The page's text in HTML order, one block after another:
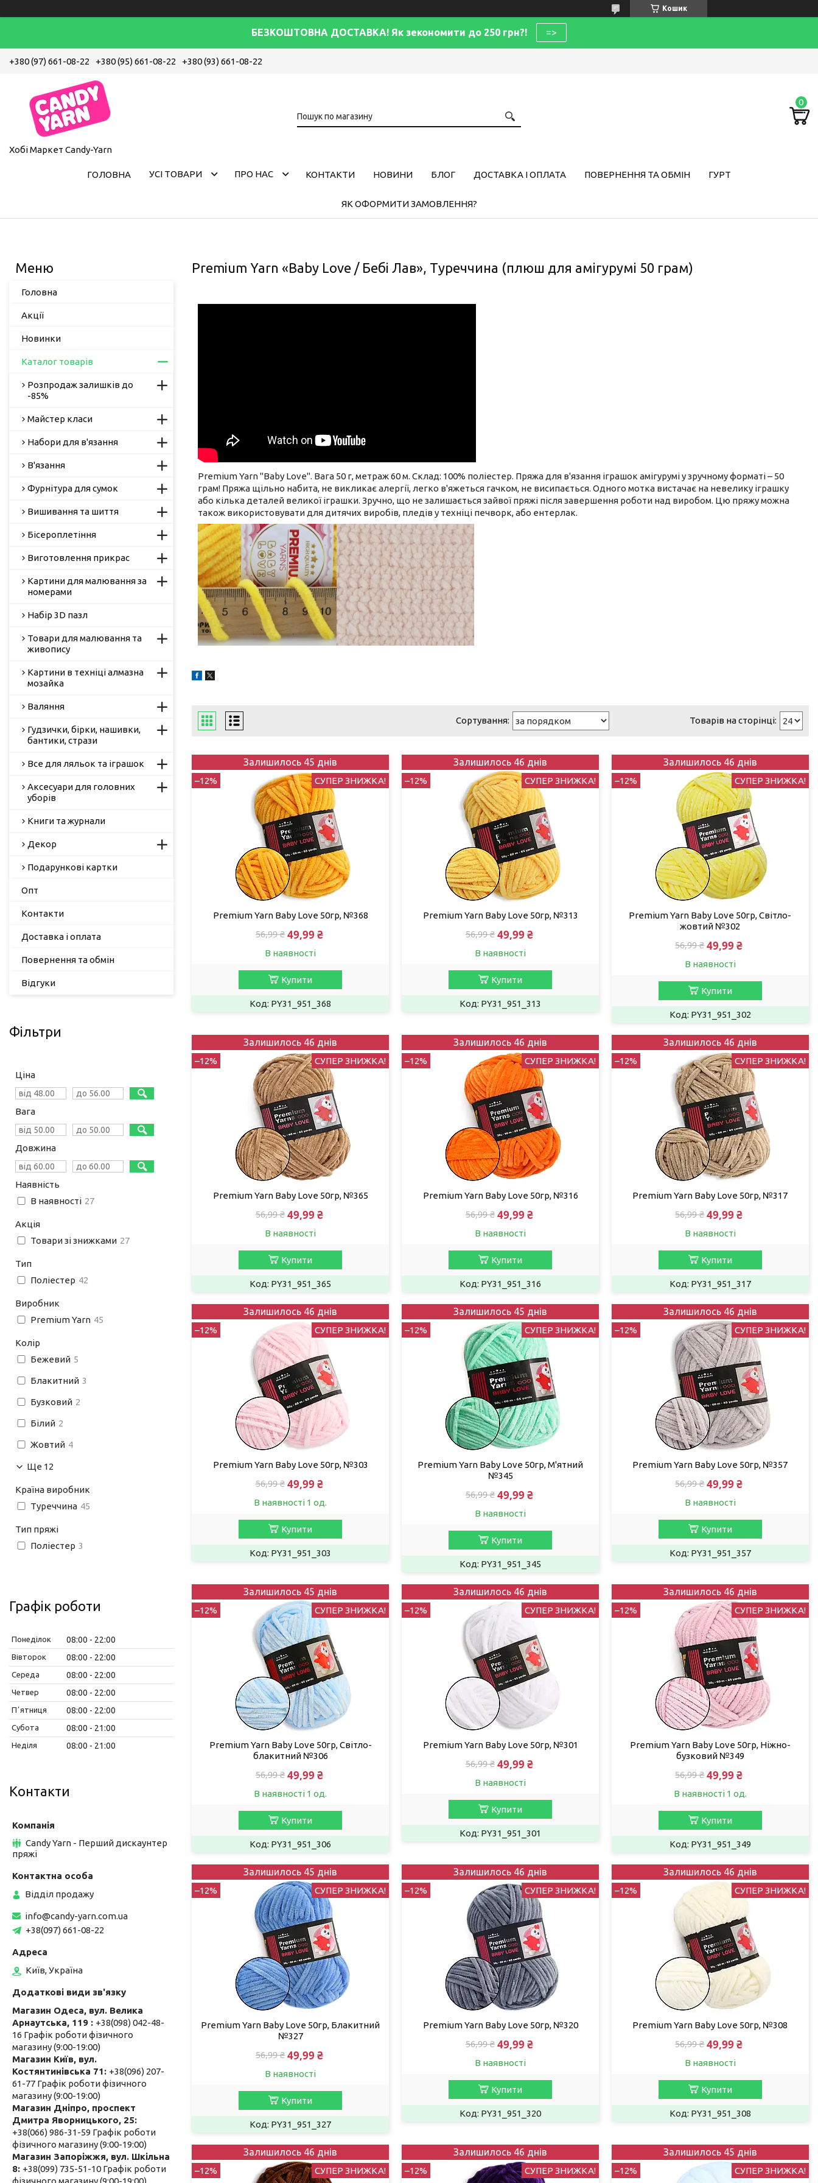
Кошик
БЕЗКОШТОВНА ДОСТАВКА! Як зекономити до 250 грн?! =>
+380 (97) 661-08-22 +380 (95) 661-08-22 +380 (93) 661-08-22
Хобі Маркет Candy-Yarn
ГОЛОВНА УСІ ТОВАРИ ПРО НАС КОНТАКТИ НОВИНИ БЛОГ ДОСТАВКА І ОПЛАТА ПОВЕРНЕННЯ ТА ОБМІН ГУРТ
ЯК ОФОРМИТИ ЗАМОВЛЕННЯ?
Premium Yarn «Baby Love / Бебі Лав», Туреччина (плюш для амігурумі 50 грам)
Premium Yarn "Baby Love". Вага 50 г, метраж 60 м. Склад: 100% поліестер. Пряжа для в'язання іграшок амігурумі у зручному форматі – 50
грам! Пряжа щільно набита, не викликає алергії, легко в'яжеться гачком, не висипається. Одного мотка вистачає на невелику іграшку
або кілька деталей великої іграшки. Зручно, що не залишається зайвої пряжі після завершення роботи над виробом. Цю пряжу можна
також використовувати для дитячих виробів, пледів у техніці печворк, або ентерлак.
Залишилось 45 днів
–12% СУПЕР ЗНИЖКА!
Premium Yarn Baby Love 50гр, №368
56,99 ₴ 49,99 ₴
В наявності
Купити
PY31_951_368
Залишилось 46 днів
–12% СУПЕР ЗНИЖКА!
Premium Yarn Baby Love 50гр, №313
56,99 ₴ 49,99 ₴
В наявності
Купити
PY31_951_313
Залишилось 46 днів
–12% СУПЕР ЗНИЖКА!
Premium Yarn Baby Love 50гр, Світло-
жовтий №302
56,99 ₴ 49,99 ₴
В наявності
Купити
PY31_951_302
Залишилось 46 днів
–12% СУПЕР ЗНИЖКА!
Premium Yarn Baby Love 50гр, №365
56,99 ₴ 49,99 ₴
В наявності
Купити
PY31_951_365
Залишилось 46 днів
–12% СУПЕР ЗНИЖКА!
Premium Yarn Baby Love 50гр, №316
56,99 ₴ 49,99 ₴
В наявності
Купити
PY31_951_316
Залишилось 46 днів
–12% СУПЕР ЗНИЖКА!
Premium Yarn Baby Love 50гр, №317
56,99 ₴ 49,99 ₴
В наявності
Купити
PY31_951_317
Залишилось 46 днів
–12% СУПЕР ЗНИЖКА!
Premium Yarn Baby Love 50гр, №303
56,99 ₴ 49,99 ₴
В наявності 1 од.
Купити
PY31_951_303
Залишилось 45 днів
–12% СУПЕР ЗНИЖКА!
Premium Yarn Baby Love 50гр, М'ятний
№345
56,99 ₴ 49,99 ₴
В наявності
Купити
PY31_951_345
Залишилось 46 днів
–12% СУПЕР ЗНИЖКА!
Premium Yarn Baby Love 50гр, №357
56,99 ₴ 49,99 ₴
В наявності
Купити
PY31_951_357
Залишилось 45 днів
–12% СУПЕР ЗНИЖКА!
Premium Yarn Baby Love 50гр, Світло-
блакитний №306
56,99 ₴ 49,99 ₴
В наявності 1 од.
Купити
PY31_951_306
Залишилось 46 днів
–12% СУПЕР ЗНИЖКА!
Premium Yarn Baby Love 50гр, №301
56,99 ₴ 49,99 ₴
В наявності
Купити
PY31_951_301
Залишилось 46 днів
–12% СУПЕР ЗНИЖКА!
Premium Yarn Baby Love 50гр, Ніжно-
бузковий №349
56,99 ₴ 49,99 ₴
В наявності 1 од.
Купити
PY31_951_349
Залишилось 45 днів
–12% СУПЕР ЗНИЖКА!
Premium Yarn Baby Love 50гр, Блакитний
№327
56,99 ₴ 49,99 ₴
В наявності
Купити
PY31_951_327
Залишилось 46 днів
–12% СУПЕР ЗНИЖКА!
Premium Yarn Baby Love 50гр, №320
56,99 ₴ 49,99 ₴
В наявності
Купити
PY31_951_320
Залишилось 46 днів
–12% СУПЕР ЗНИЖКА!
Premium Yarn Baby Love 50гр, №308
56,99 ₴ 49,99 ₴
В наявності
Купити
PY31_951_308
Залишилось 46 днів
–12% СУПЕР ЗНИЖКА!
Залишилось 46 днів
–12% СУПЕР ЗНИЖКА!
Залишилось 45 днів
–12% СУПЕР ЗНИЖКА!
Головна
Акції
Новинки
Каталог товарів
Розпродаж залишків до
-85%
Майстер класи
Набори для в'язання
В'язання
Фурнітура для сумок
Вишивання та шиття
Бісероплетіння
Виготовлення прикрас
Картини для малювання за
номерами
Набір 3D пазл
Товари для малювання та
живопису
Картини в техніці алмазна
мозайка
Валяння
Гудзички, бірки, нашивки,
бантики, стрази
Все для ляльок та іграшок
Аксесуари для головних
уборів
Книги та журнали
Декор
Подарункові картки
Опт
Контакти
Доставка і оплата
Повернення та обмін
Відгуки
Фільтри
Ціна
Вага
Довжина
Наявність
В наявності 27
Акція
Товари зі знижками 27
Тип
Поліестер 42
Виробник
Premium Yarn 45
Колір
Бежевий 5
Блакитний 3
Бузковий 2
Білий 2
Жовтий 4
Ще 12
Країна виробник
Туреччина 45
Тип пряжі
Поліестер 3
Графік роботи
Понеділок 08:00 22:00
Вівторок 08:00 22:00
Середа 08:00 22:00
Четвер 08:00 22:00
Пʼятниця 08:00 22:00
Субота 08:00 21:00
Неділя 08:00 21:00
Контакти
Candy Yarn - Перший дискаунтер
пряжі
Відділ продажу
info@candy-yarn.com.ua
+38(097) 661-08-22
Київ, Україна
Магазин Одеса, вул. Велика
Арнаутська, 119
+38(098) 042-48-
16 Графік роботи фізичного
магазину (9:00-19:00)
Магазин Київ, вул.
Костянтинівська 71
+38(096) 207-
61-77 Графік роботи фізичного
магазину (9:00-19:00)
Магазин Дніпро, проспект
Дмитра Яворницького, 25
+38(066) 986-31-59 Графік роботи
фізичного магазину (9:00-19:00)
Магазин Запоріжжя, вул. Шкільна
8 +38(099) 735-51-10 Графік роботи
фізичного магазину (9:00-19:00)